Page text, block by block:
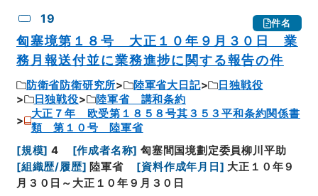
19 件名
匈塞境第１８号 大正１０年９月３０日 業
務月報送付並に業務進捗に関する報告の件
防衛省防衛研究所 陸軍省大日記
日独戦役
日独戦役
陸軍省 講和条約
大正７年 欧受第１８５８号其３５３平和条約関係書
類 第１０号 陸軍省
[規模] 4 [作成者名称] 匈塞間国境劃定委員柳川平助
[組織歴/履歴] 陸軍省 [資料作成年月日 ] 大正１０年９
月３０日～大正１０年９月３０日